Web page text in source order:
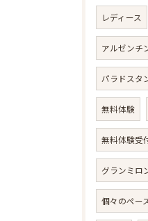
レディース
アルゼンチ
パラドスタ
無料体験
無料体験受
グランミロ
個々のペー